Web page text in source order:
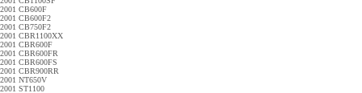
2001 CB600F
2001 CB600F2
2001 CB750F2
2001 CBR1100XX
2001 CBR600F
2001 CBR600FR
2001 CBR600FS
2001 CBR900RR
2001 NT650V
2001 ST1100